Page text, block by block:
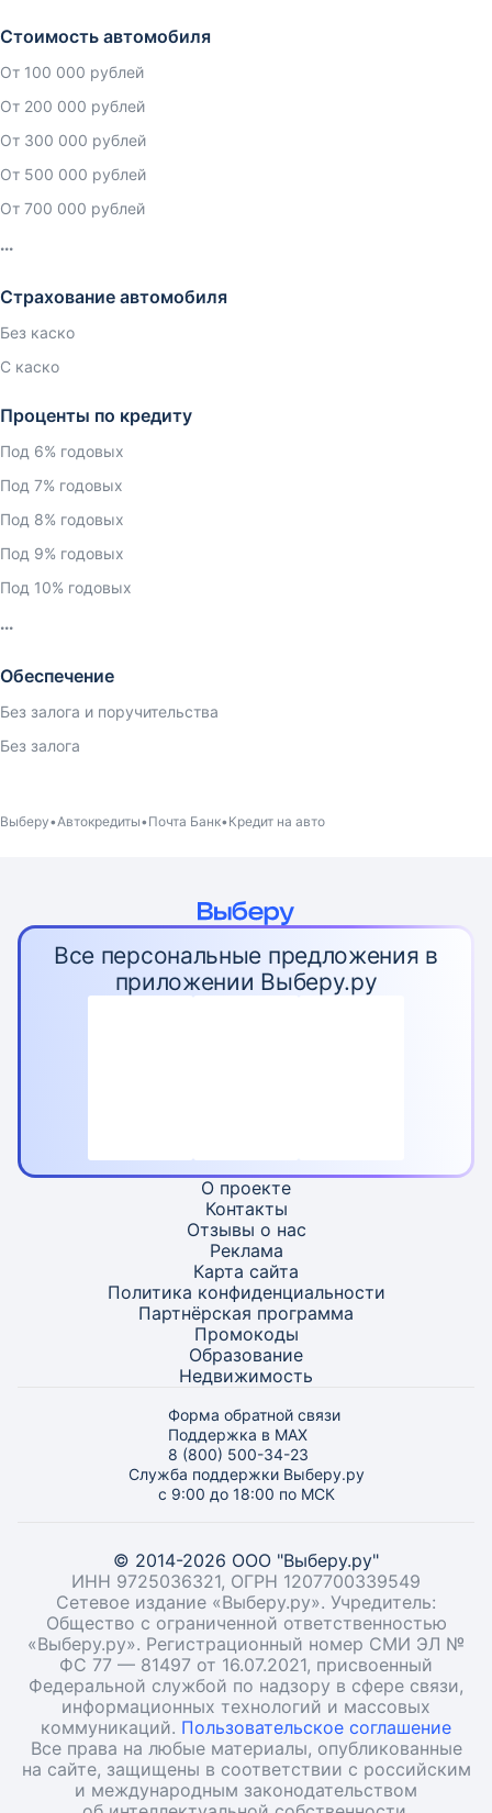
Стоимость автомобиля
От 100 000 рублей
От 200 000 рублей
От 300 000 рублей
От 500 000 рублей
От 700 000 рублей
Страхование автомобиля
Без каско
С каско
Проценты по кредиту
Под 6% годовых
Под 7% годовых
Под 8% годовых
Под 9% годовых
Под 10% годовых
Обеспечение
Без залога и поручительства
Без залога
Выберу Автокредиты Почта Банк Кредит на авто
Все персональные предложения в
приложении Выберу.ру
О проекте
Контакты
Отзывы о нас
Реклама
Карта сайта
Политика конфиденциальности
Партнёрская программа
Промокоды
Образование
Недвижимость
Форма обратной связи
Поддержка в MAX
8 (800) 500-34-23
Служба поддержки Выберу.ру
с 9:00 до 18:00 по МСК
© 2014-2026 ООО "Выберу.ру"
ИНН 9725036321, ОГРН 1207700339549
Сетевое издание «Выберу.ру». Учредитель:
Общество с ограниченной ответственностью
«Выберу.ру». Регистрационный номер СМИ ЭЛ №
ФС 77 — 81497 от 16.07.2021, присвоенный
Федеральной службой по надзору в сфере связи,
информационных технологий и массовых
коммуникаций. Пользовательское соглашение
Все права на любые материалы, опубликованные
на сайте, защищены в соответствии с российским
и международным законодательством